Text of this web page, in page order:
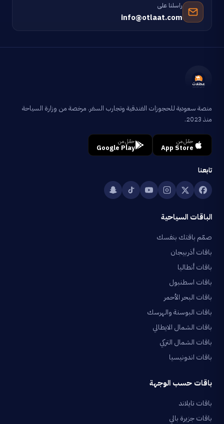
راسلنا على
info@otlaat.com
منصة سعودية للحجوزات الفندقية وتجارب السفر. مرخصة من وزارة السياحة
منذ 2023.
حمّل من
App Store
حمّل من
Google Play
تابعنا
الباقات السياحية
صمّم باقتك بنفسك
باقات أذربيجان
باقات أنطاليا
باقات اسطنبول
باقات البحر الأحمر
باقات البوسنة والهرسك
باقات الشمال الايطالي
باقات الشمال التركي
باقات اندونيسيا
باقات حسب الوجهة
باقات تايلاند
باقات جزيرة بالي